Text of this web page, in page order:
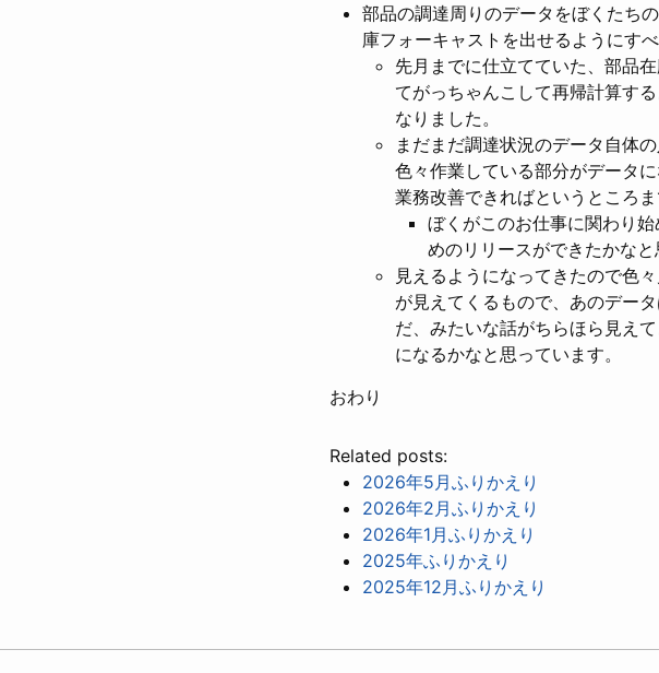
部品の調達周りのデータをぼくたち
庫フォーキャストを出せるようにすべ
先月までに仕立てていた、部品
てがっちゃんこして再帰計算す
なりました。
まだまだ調達状況のデータ自体
色々作業している部分がデータ
業務改善できればというところま
ぼくがこのお仕事に関わり
めのリリースができたかなと
見えるようになってきたので色
が見えてくるもので、あのデー
だ、みたいな話がちらほら見え
になるかなと思っています。
おわり
Related posts:
2026年5月ふりかえり
2026年2月ふりかえり
2026年1月ふりかえり
2025年ふりかえり
2025年12月ふりかえり